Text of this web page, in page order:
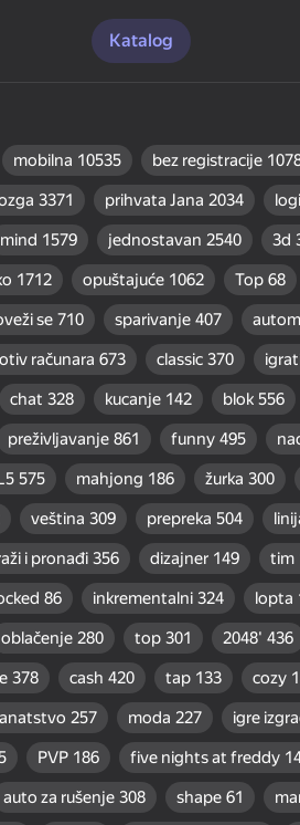
Katalog
mobilna 10535 bez registracije
3371 prihvata Jana 2034
mind 1579 jednostavan 2540 3d
1712 opuštajuće 1062 Top 68
se 710 sparivanje 407
računara 673 classic 370
chat 328 kucanje 142 blok 556
preživljavanje 861 funny 495
575 mahjong 186 žurka 300
veština 309 prepreka 504
i pronađi 356 dizajner 149 tim
86 inkrementalni 324 lopta
oblačenje 280 top 301 2048' 436
378 cash 420 tap 133 cozy
257 moda 227 igre
PVP 186 five nights at freddy
auto za rušenje 308 shape 61